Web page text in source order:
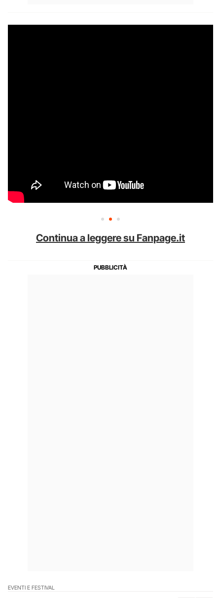
Continua a leggere su Fanpage.it
EVENTI E FESTIVAL